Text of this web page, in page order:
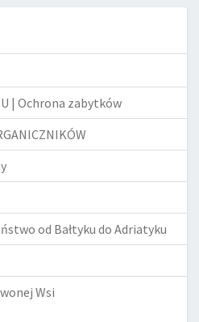
| Ochrona zabytków
od Bałtyku do Adriatyku
Wsi